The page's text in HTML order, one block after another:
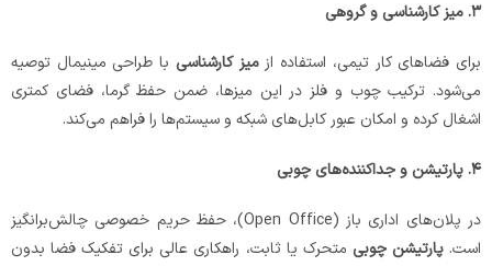
۳. میز کارشناسی و گروهی
برای فضاهای کار تیمی، استفاده ازمیز کارشناسی با طراحی مینیمال توصیه
می‌شود. ترکیب چوب و فلز در این میزها، ضمن حفظ گرما، فضای کمتری
اشغال کرده و امکان عبور کابل‌های شبکه و سیستم‌ها را فراهم می‌کند.
۴. پارتیشن و جداکننده‌های چوبی
در پلان‌های اداری باز (Open Office)، حفظ حریم خصوصی چالش‌برانگیز
است.پارتیشن چوبی متحرک یا ثابت، راهکاری عالی برای تفکیک فضا بدون